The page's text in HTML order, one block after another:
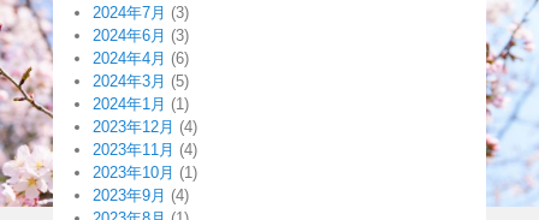
2024年7月 (3)
2024年6月 (3)
2024年4月 (6)
2024年3月 (5)
2024年1月 (1)
2023年12月 (4)
2023年11月 (4)
2023年10月 (1)
2023年9月 (4)